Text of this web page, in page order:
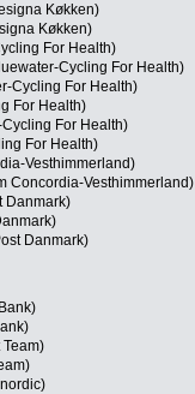
Køkken)
Køkken)
For Health)
Cycling For Health)
Cycling For Health)
For Health)
For Health)
For Health)
Vesthimmerland)
Concordia-Vesthimmerland)
Danmark)
Danmark)